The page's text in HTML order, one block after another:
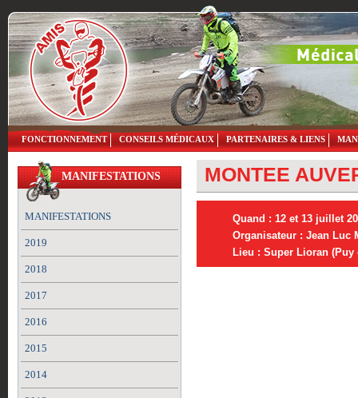
FONCTIONNEMENT CONSEILS MÉDICAUX PARTENAIRES & LIENS
MANIFESTATIONS
MANIFESTATIONS
2019
2018
2017
2016
2015
2014
MONTEE
Quand : 12 et 13 juillet
Organisateur : Jean Luc
Lieu : Super Lioran (Puy